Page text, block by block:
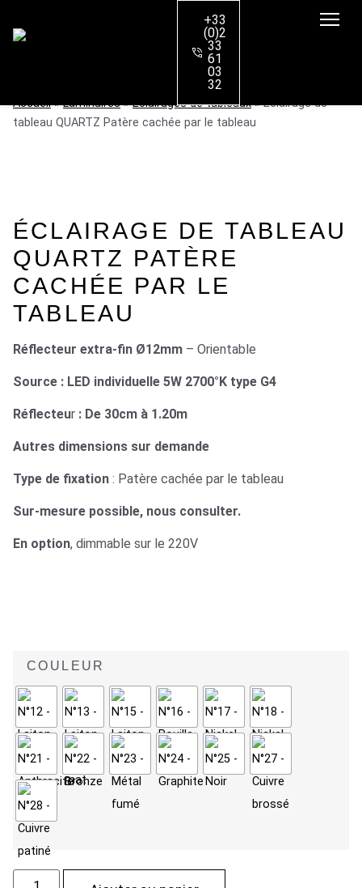
+33
(0)2
33
61
03
32
Accueil»Luminaires»Éclairages de tableaux»Éclairage de
tableau QUARTZ Patère cachée par le tableau
ÉCLAIRAGE DE TABLEAU
QUARTZ PATÈRE
CACHÉE PAR LE
TABLEAU
Réflecteur extra-fin Ø12mm – Orientable
Source : LED individuelle 5W 2700°K type G4
Réflecteur : De 30cm à 1.20m
Autres dimensions sur demande
Type de fixation : Patère cachée par le tableau
Sur-mesure possible, nous consulter.
En option, dimmable sur le 220V
COULEUR